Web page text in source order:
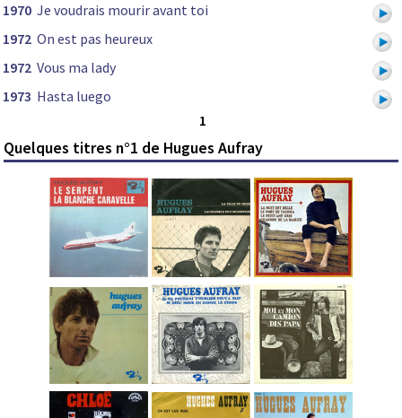
1970 Je voudrais mourir avant toi
1972 On est pas heureux
1972 Vous ma lady
1973 Hasta luego
1
Quelques titres n°1 de Hugues Aufray